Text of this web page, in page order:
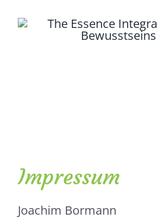
Inhalt
Login
Podcasts
Impressum
Joachim Bormann